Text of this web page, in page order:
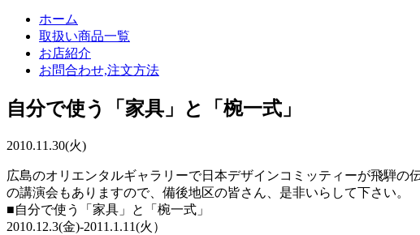
ホーム
取扱い商品一覧
お店紹介
お問合わせ,注文方法
自分で使う「家具」と「椀一式」
2010.11.30(火)
広島のオリエンタルギャラリーで日本デザインコミッティーが飛騨の
の講演会もありますので、備後地区の皆さん、是非いらして下さい。
■自分で使う「家具」と「椀一式」
2010.12.3(金)-2011.1.11(火）